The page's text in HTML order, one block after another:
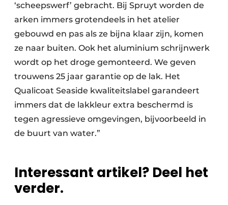
‘scheepswerf’ gebracht. Bij Spruyt worden de
arken immers grotendeels in het atelier
gebouwd en pas als ze bijna klaar zijn, komen
ze naar buiten. Ook het aluminium schrijnwerk
wordt op het droge gemonteerd. We geven
trouwens 25 jaar garantie op de lak. Het
Qualicoat Seaside kwaliteitslabel garandeert
immers dat de lakkleur extra beschermd is
tegen agressieve omgevingen, bijvoorbeeld in
de buurt van water.”
Interessant artikel? Deel het
verder.